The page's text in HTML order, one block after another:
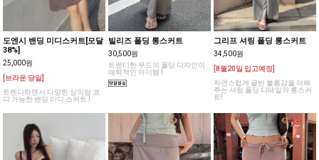
도엔시 밴딩 미디스커트[모달
38%]
25,000원
[브라운 당일]
트렌디하면서 다양한 상의랑 코
디 가능한 밴딩 미디 스커트 !
빌리즈 폴딩 롱스커트
30,500원
트렌디한 무드의 폴딩 디자인이
매력적인 아이템 !
그리프 셔링 폴딩 롱스커트
34,500원
[8월20일 입고예정]
자연스럽게 골반 볼륨감을 더해
주는 셔링 폴딩 디테일의 롱스커
트!